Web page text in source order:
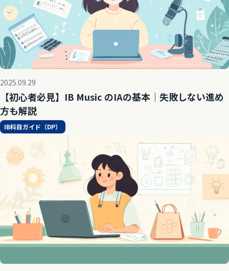
2025.09.29
【初心者必見】IB Music のIAの基本｜失敗しない進め
方も解説
IB科目ガイド（DP）